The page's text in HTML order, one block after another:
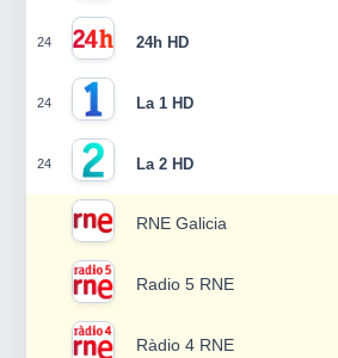
24 24h HD
24 La 1 HD
24 La 2 HD
RNE Galicia
Radio 5 RNE
Ràdio 4 RNE